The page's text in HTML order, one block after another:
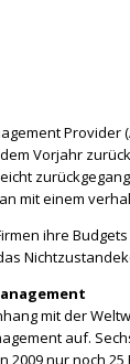
Vorjahr
mit einem
ihre
mit der
auf.
nur noch